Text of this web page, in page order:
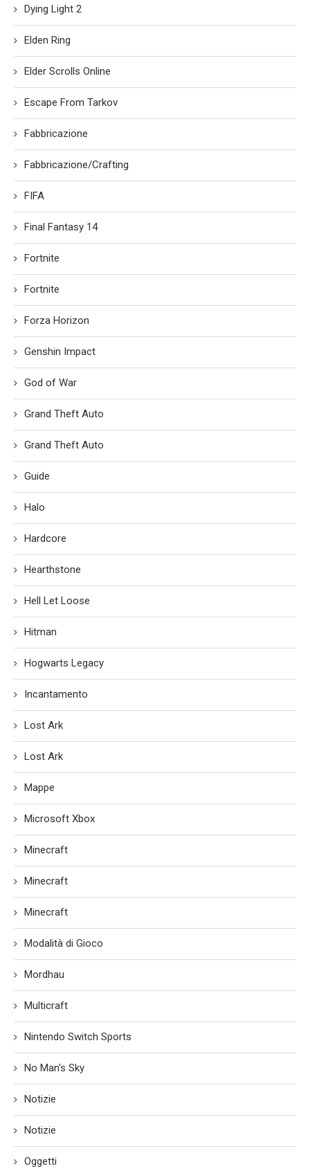
Dying Light 2
Elden Ring
Elder Scrolls Online
Escape From Tarkov
Fabbricazione
Fabbricazione/Crafting
FIFA
Final Fantasy 14
Fortnite
Fortnite
Forza Horizon
Genshin Impact
God of War
Grand Theft Auto
Grand Theft Auto
Guide
Halo
Hardcore
Hearthstone
Hell Let Loose
Hitman
Hogwarts Legacy
Incantamento
Lost Ark
Lost Ark
Mappe
Microsoft Xbox
Minecraft
Minecraft
Minecraft
Modalità di Gioco
Mordhau
Multicraft
Nintendo Switch Sports
No Man's Sky
Notizie
Notizie
Oggetti